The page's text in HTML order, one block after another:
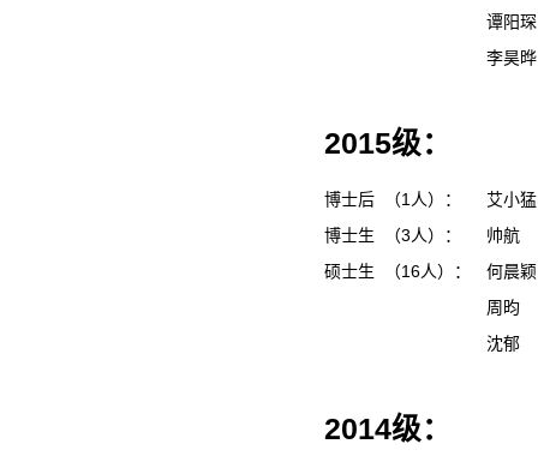
谭阳
李昊
2015级：
博士后 （1人）：
艾小
博士生 （3人）：
帅航
硕士生 （16人）：
何晨
周昀
沈郁
2014级：